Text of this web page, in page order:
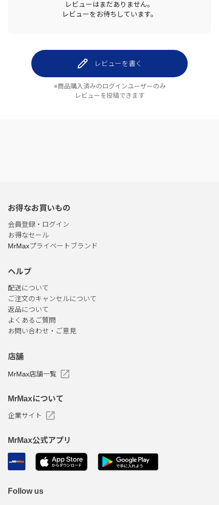
レビューはまだありません。
レビューをお待ちしています。
レビューを書く
※商品購入済みのログインユーザーのみ
レビューを投稿できます
お得なお買いもの
会員登録・ログイン
お得なセール
MrMaxプライベートブランド
ヘルプ
配送について
ご注文のキャンセルについて
返品について
よくあるご質問
お問い合わせ・ご意見
店舗
MrMax店舗一覧
MrMaxについて
企業サイト
MrMax公式アプリ
Follow us